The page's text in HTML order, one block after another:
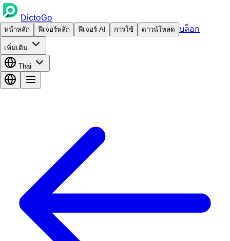
DictoGo
หน้าหลัก ฟีเจอร์หลัก ฟีเจอร์ AI การใช้ ดาวน์โหลด บล็อก
เพิ่มเติม
Thai